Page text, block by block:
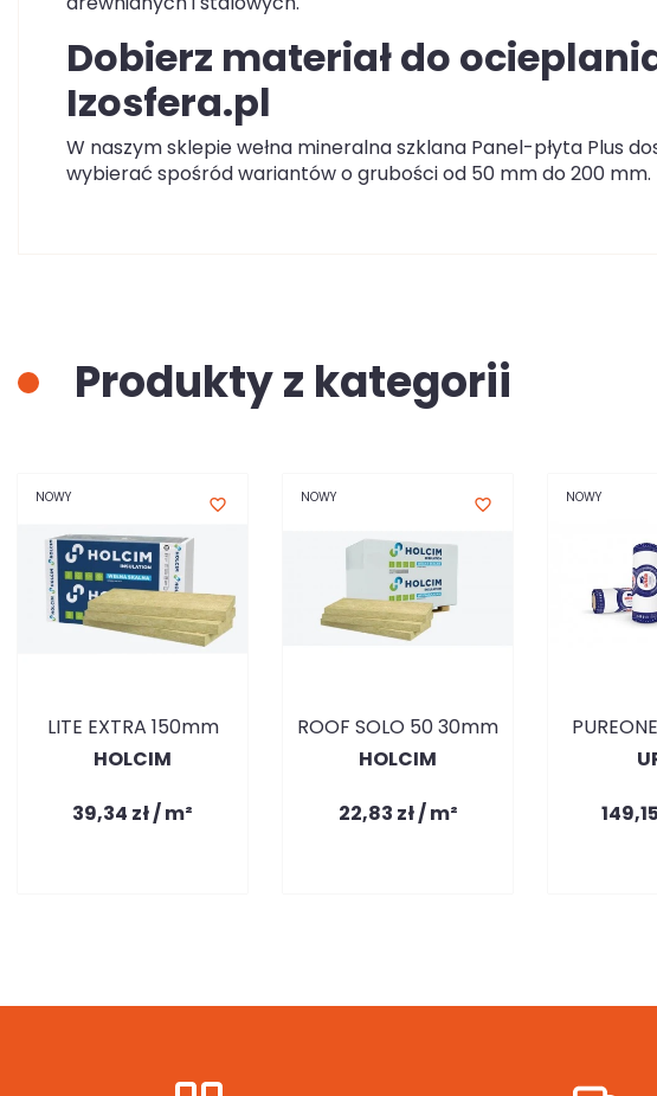
Dobierz materiał do
Izosfera.pl
W naszym sklepie wełna mineralna szklana Panel-płyta Plus
wybierać spośród wariantów o grubości od 50 mm do 200 mm.
Produkty z kategorii
NOWY favorite_border
LITE EXTRA 150mm
HOLCIM
39,34 zł / m²
NOWY favorite_border
ROOF SOLO 50 30mm
HOLCIM
22,83 zł / m²
NOWY